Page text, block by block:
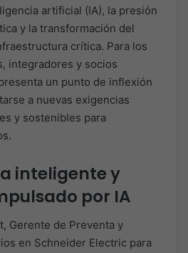
artificial (IA), la presión
y la transformación del
crítica. Para los
integradores y socios
un punto de inflexión
a nuevas exigencias
y sostenibles para
inteligente y
por IA
Gerente de Preventa y
en Schneider Electric para